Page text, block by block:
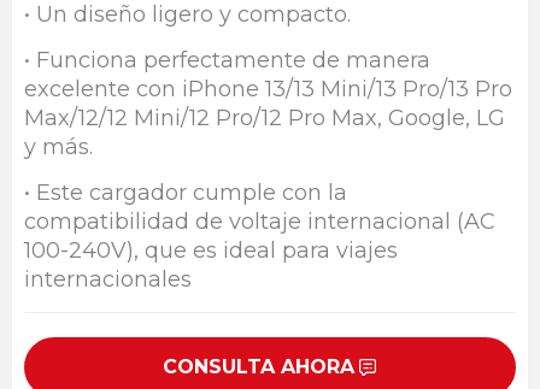
• Un diseño ligero y compacto.
• Funciona perfectamente de manera
excelente con iPhone 13/13 Mini/13 Pro/13 Pro
Max/12/12 Mini/12 Pro/12 Pro Max, Google, LG
y más.
• Este cargador cumple con la
compatibilidad de voltaje internacional (AC
100-240V), que es ideal para viajes
internacionales
CONSULTA AHORA